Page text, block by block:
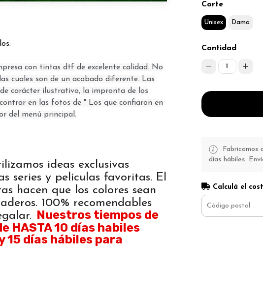
con tintas dtf de excelente calidad. No
cuales son de un acabado diferente. Las
carácter ilustrativo, la impronta de los
en las fotos de " Los que confiaron en
del menú principal.
ideas exclusivas
series y películas favoritas. El
hacen que los colores sean
100% recomendables
Nuestros tiempos de
HASTA 10 días habiles
15 días hábiles para
Corte
Unisex Dama
Cantidad
1
Fabricamos
días hábiles.
Calculá el